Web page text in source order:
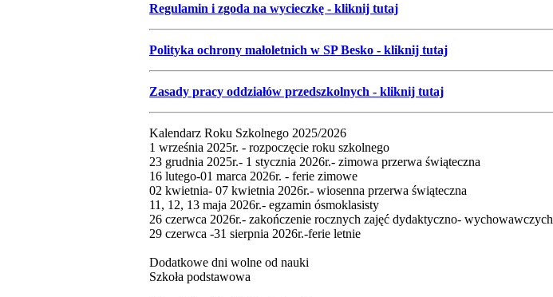
Regulamin i zgoda na wycieczkę - kliknij tutaj
Polityka ochrony małoletnich w SP Besko - kliknij tutaj
Zasady pracy oddziałów przedszkolnych - kliknij tutaj
Kalendarz Roku Szkolnego 2025/2026
1 września 2025r. - rozpoczęcie roku szkolnego
23 grudnia 2025r.- 1 stycznia 2026r.- zimowa przerwa świąteczna
16 lutego-01 marca 2026r. - ferie zimowe
02 kwietnia- 07 kwietnia 2026r.- wiosenna przerwa świąteczna
11, 12, 13 maja 2026r.- egzamin ósmoklasisty
26 czerwca 2026r.- zakończenie rocznych zajęć dydaktyczno- wychowawczych
29 czerwca -31 sierpnia 2026r.-ferie letnie
Dodatkowe dni wolne od nauki
Szkoła podstawowa